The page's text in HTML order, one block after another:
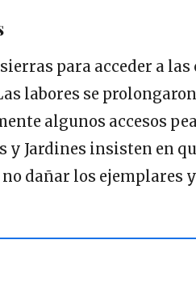
para acceder a las
labores se
algunos accesos
y Jardines insisten en
dañar los ejemplares y